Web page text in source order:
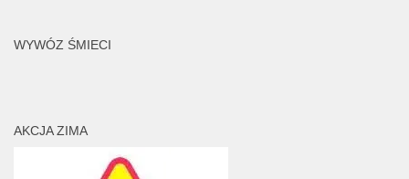
WYWÓZ ŚMIECI
AKCJA ZIMA